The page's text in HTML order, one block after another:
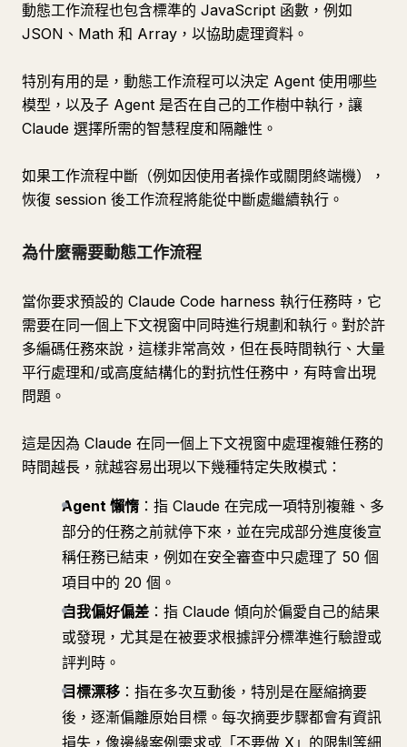
動態工作流程也包含標準的 JavaScript 函數，例如
JSON、Math 和 Array，以協助處理資料。
特別有用的是，動態工作流程可以決定 Agent 使用哪些
模型，以及子 Agent 是否在自己的工作樹中執行，讓
Claude 選擇所需的智慧程度和隔離性。
如果工作流程中斷（例如因使用者操作或關閉終端機），
恢復 session 後工作流程將能從中斷處繼續執行。
為什麼需要動態工作流程
當你要求預設的 Claude Code harness 執行任務時，它
需要在同一個上下文視窗中同時進行規劃和執行。對於許
多編碼任務來說，這樣非常高效，但在長時間執行、大量
平行處理和/或高度結構化的對抗性任務中，有時會出現
問題。
這是因為 Claude 在同一個上下文視窗中處理複雜任務的
時間越長，就越容易出現以下幾種特定失敗模式：
Agent 懶惰 ：指 Claude 在完成一項特別複雜、多
部分的任務之前就停下來，並在完成部分進度後宣
稱任務已結束，例如在安全審查中只處理了 50 個
項目中的 20 個。
自我偏好偏差 ：指 Claude 傾向於偏愛自己的結果
或發現，尤其是在被要求根據評分標準進行驗證或
評判時。
目標漂移 ：指在多次互動後，特別是在壓縮摘要
後，逐漸偏離原始目標。每次摘要步驟都會有資訊
損失，像邊緣案例需求或「不要做 X」的限制等細